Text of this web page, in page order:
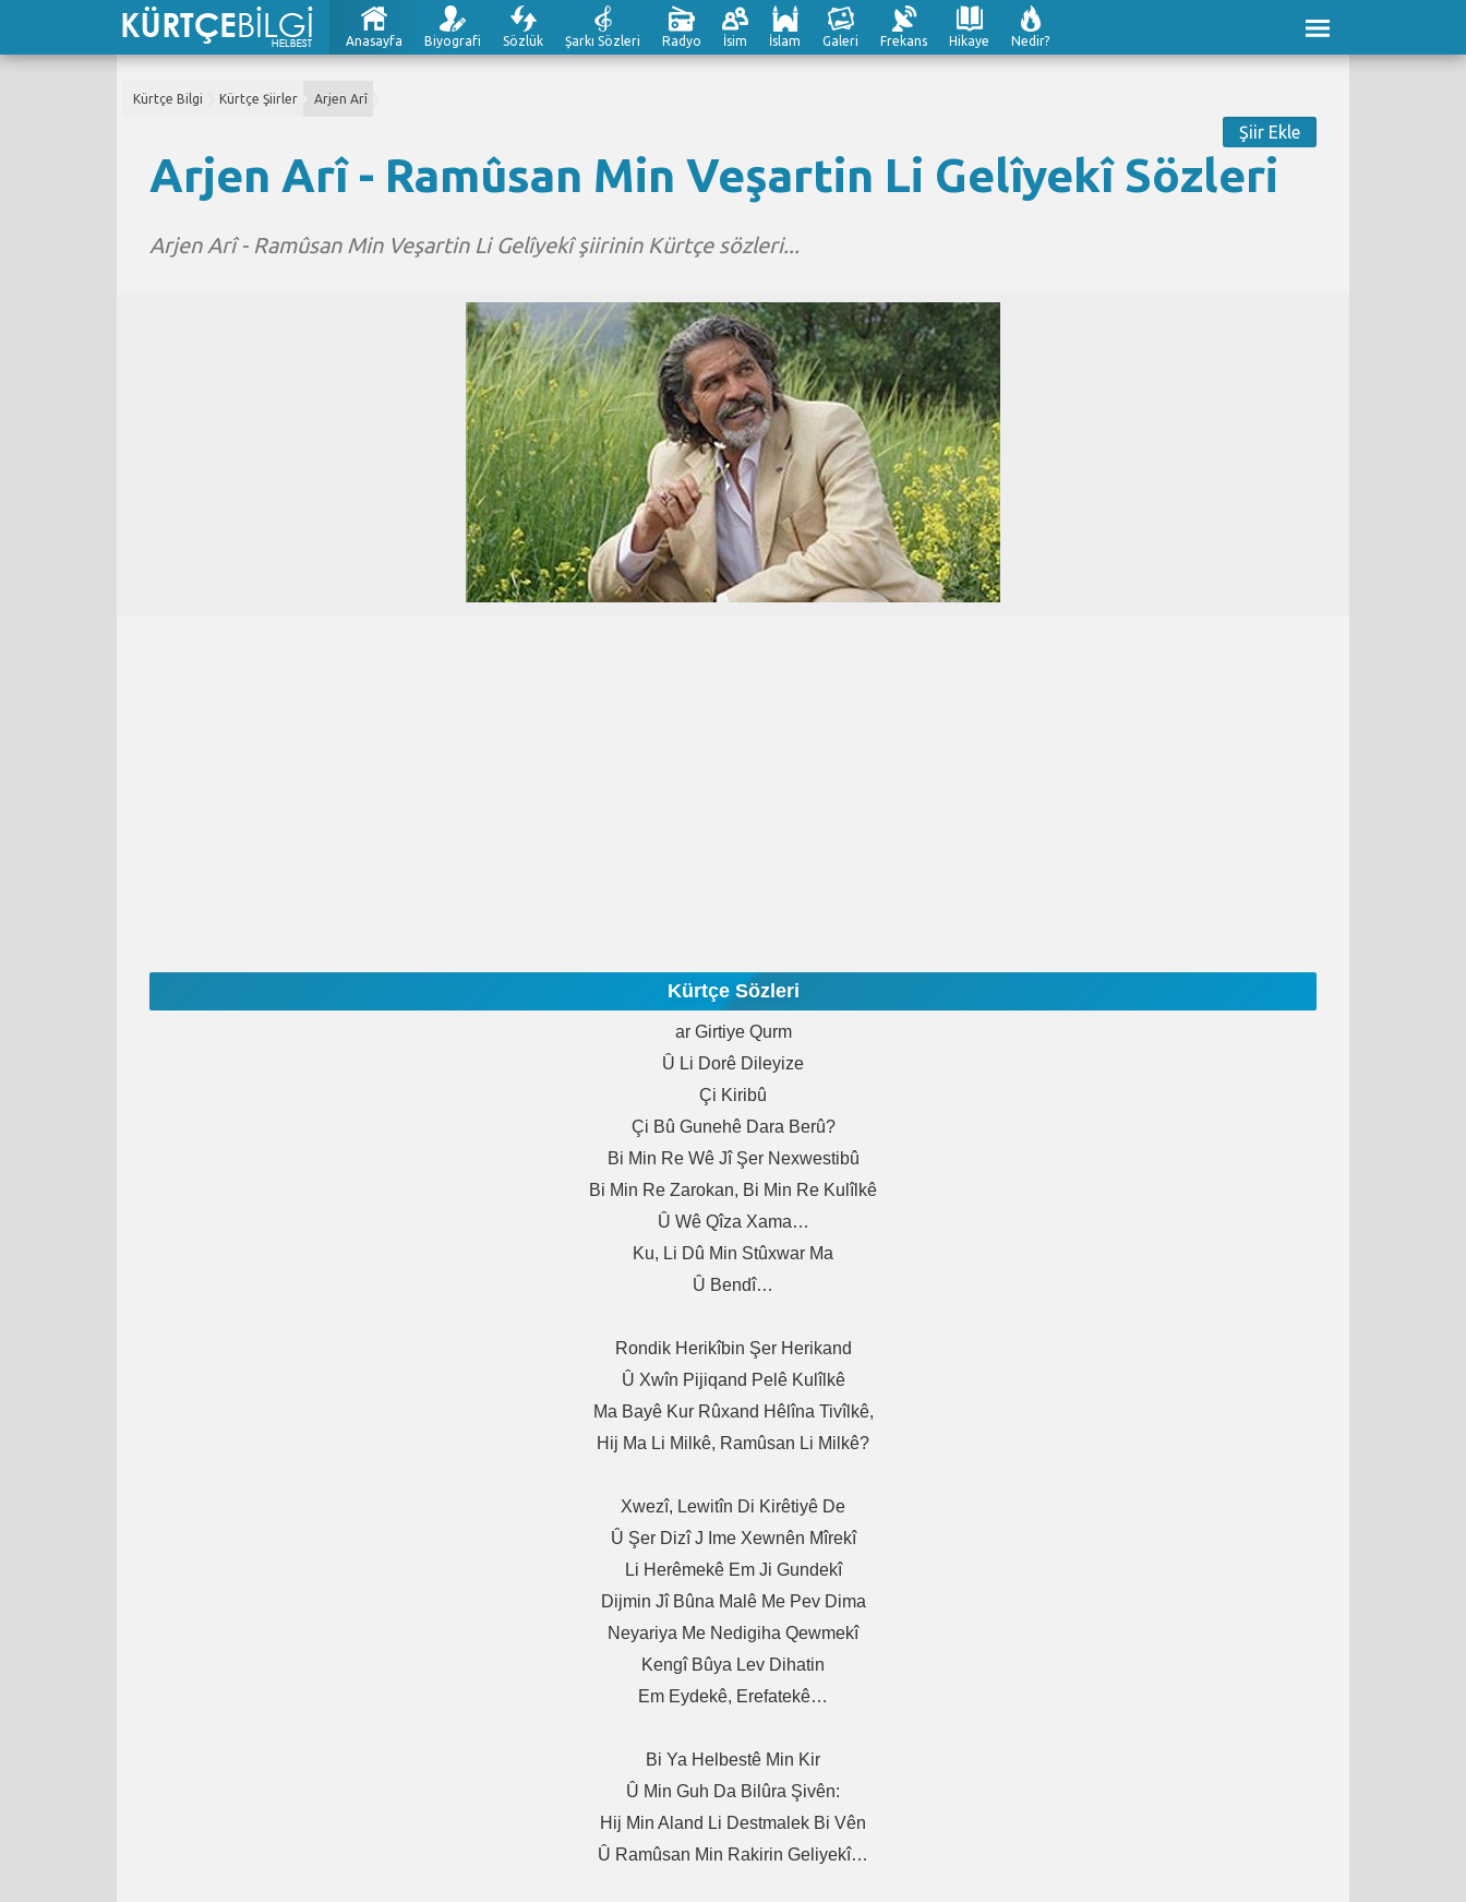
Anasayfa Biyografi Sözlük Şarkı Sözleri Radyo İsim İslam Galeri Frekans Hikaye Nedir?
Kürtçe Bilgi Kürtçe Şiirler Arjen Arî
Şiir Ekle
Arjen Arî - Ramûsan Min Veşartin Li Gelîyekî Sözleri
Arjen Arî - Ramûsan Min Veşartin Li Gelîyekî şiirinin Kürtçe sözleri...
Kürtçe Sözleri
Ar Girtiye Qurm
Û Li Dorê Dileyize
Çi Kiribû
Çi Bû Gunehê Dara Berû?
Bi Min Re Wê Jî Şer Nexwestibû
Bi Min Re Zarokan, Bi Min Re Kulîlkê
Û Wê Qîza Xama…
Ku, Li Dû Min Stûxwar Ma
Û Bendî…
Rondik Herikîbin Şer Herikand
Û Xwîn Pijiqand Pelê Kulîlkê
Ma Bayê Kur Rûxand Hêlîna Tivîlkê,
Hij Ma Li Milkê, Ramûsan Li Milkê?
Xwezî, Lewitîn Di Kirêtiyê De
Û Şer Dizî J Ime Xewnên Mîrekî
Li Herêmekê Em Ji Gundekî
Dijmin Jî Bûna Malê Me Pev Dima
Neyariya Me Nedigiha Qewmekî
Kengî Bûya Lev Dihatin
Em Eydekê, Erefatekê…
Bi Ya Helbestê Min Kir
Û Min Guh Da Bilûra Şivên:
Hij Min Aland Li Destmalek Bi Vên
Û Ramûsan Min Rakirin Geliyekî…